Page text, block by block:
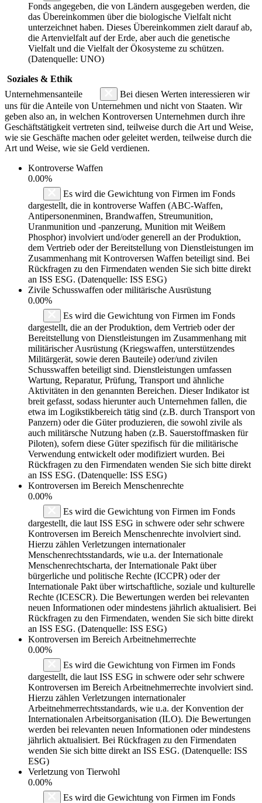
Fonds angegeben, die von Ländern ausgegeben werden, die
das Übereinkommen über die biologische Vielfalt nicht
unterzeichnet haben. Dieses Übereinkommen zielt darauf ab,
die Artenvielfalt auf der Erde, aber auch die genetische
Vielfalt und die Vielfalt der Ökosysteme zu schützen.
(Datenquelle: UNO)
Soziales & Ethik
Unternehmensanteile
Bei diesen Werten interessieren wir
uns für die Anteile von Unternehmen und nicht von Staaten. Wir
geben also an, in welchen Kontroversen Unternehmen durch ihre
Geschäftstätigkeit vertreten sind, teilweise durch die Art und Weise,
wie sie Geschäfte machen oder geleitet werden, teilweise durch die
Art und Weise, wie sie Geld verdienen.
Kontroverse Waffen
0.00%
Es wird die Gewichtung von Firmen im Fonds
dargestellt, die in kontroverse Waffen (ABC-Waffen,
Antipersonenminen, Brandwaffen, Streumunition,
Uranmunition und -panzerung, Munition mit Weißem
Phosphor) involviert und/oder generell an der Produktion,
dem Vertrieb oder der Bereitstellung von Dienstleistungen im
Zusammenhang mit Kontroversen Waffen beteiligt sind. Bei
Rückfragen zu den Firmendaten wenden Sie sich bitte direkt
an ISS ESG. (Datenquelle: ISS ESG)
Zivile Schusswaffen oder militärische Ausrüstung
0.00%
Es wird die Gewichtung von Firmen im Fonds
dargestellt, die an der Produktion, dem Vertrieb oder der
Bereitstellung von Dienstleistungen im Zusammenhang mit
militärischer Ausrüstung (Kriegswaffen, unterstützendes
Militärgerät, sowie deren Bauteile) oder/und zivilen
Schusswaffen beteiligt sind. Dienstleistungen umfassen
Wartung, Reparatur, Prüfung, Transport und ähnliche
Aktivitäten in den genannten Bereichen. Dieser Indikator ist
breit gefasst, sodass hierunter auch Unternehmen fallen, die
etwa im Logikstikbereich tätig sind (z.B. durch Transport von
Panzern) oder die Güter produzieren, die sowohl zivile als
auch militärsche Nutzung haben (z.B. Sauerstoffmasken für
Piloten), sofern diese Güter spezifisch für die militärische
Verwendung entwickelt oder modifiziert wurden. Bei
Rückfragen zu den Firmendaten wenden Sie sich bitte direkt
an ISS ESG. (Datenquelle: ISS ESG)
Kontroversen im Bereich Menschenrechte
0.00%
Es wird die Gewichtung von Firmen im Fonds
dargestellt, die laut ISS ESG in schwere oder sehr schwere
Kontroversen im Bereich Menschenrechte involviert sind.
Hierzu zählen Verletzungen internationaler
Menschenrechtsstandards, wie u.a. der Internationale
Menschenrechtscharta, der Internationale Pakt über
bürgerliche und politische Rechte (ICCPR) oder der
Internationale Pakt über wirtschaftliche, soziale und kulturelle
Rechte (ICESCR). Die Bewertungen werden bei relevanten
neuen Informationen oder mindestens jährlich aktualisiert. Bei
Rückfragen zu den Firmendaten, wenden Sie sich bitte direkt
an ISS ESG. (Datenquelle: ISS ESG)
Kontroversen im Bereich Arbeitnehmerrechte
0.00%
Es wird die Gewichtung von Firmen im Fonds
dargestellt, die laut ISS ESG in schwere oder sehr schwere
Kontroversen im Bereich Arbeitnehmerrechte involviert sind.
Hierzu zählen Verletzungen internationaler
Arbeitnehmerrechtsstandards, wie u.a. der Konvention der
Internationalen Arbeitsorganisation (ILO). Die Bewertungen
werden bei relevanten neuen Informationen oder mindestens
jährlich aktualisiert. Bei Rückfragen zu den Firmendaten
wenden Sie sich bitte direkt an ISS ESG. (Datenquelle: ISS
ESG)
Verletzung von Tierwohl
0.00%
Es wird die Gewichtung von Firmen im Fonds